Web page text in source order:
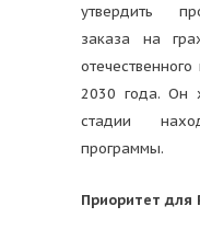
утвердить
заказа на
2030 года. Он
стадии
программы.
Приоритет для